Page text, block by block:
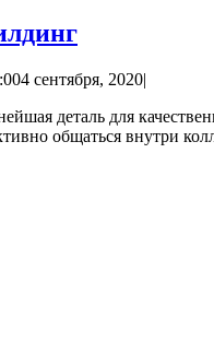
4 сентября, 2020|
деталь для
общаться внутри